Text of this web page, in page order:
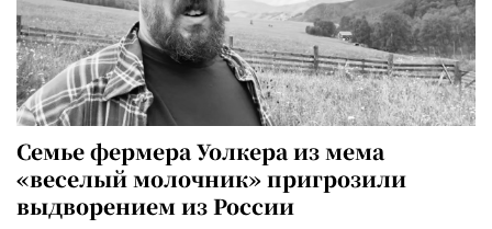
Семье фермера Уолкера из мема
«веселый молочник» пригрозили
выдворением из России